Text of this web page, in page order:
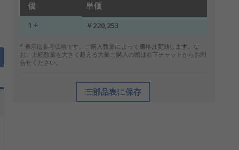
個 単価
1 + ￥220,253
* 表示は参考価格です。ご購入数量によって価格は変動します。な
お、上記数量を大きく超える大量ご購入の際は右下チャットからお問
合せください。
部品表に保存